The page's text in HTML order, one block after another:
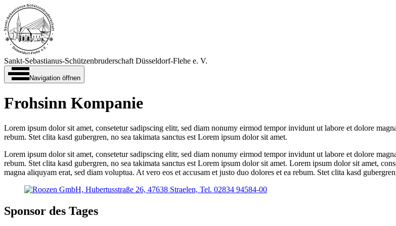
Sankt-Sebastianus-Schützen­bruderschaft Düsseldorf-‍Flehe e. V.
Navigation öffnen
Frohsinn Kompanie
Lorem ipsum dolor sit amet, consetetur sadipscing elitr, sed diam nonumy eirmod tempor invidunt ut labore et dolore
rebum. Stet clita kasd gubergren, no sea takimata sanctus est Lorem ipsum dolor sit amet.
Lorem ipsum dolor sit amet, consetetur sadipscing elitr, sed diam nonumy eirmod tempor invidunt ut labore et dolore
rebum. Stet clita kasd gubergren, no sea takimata sanctus est Lorem ipsum dolor sit amet. Lorem ipsum dolor sit amet,
magna aliquyam erat, sed diam voluptua. At vero eos et accusam et justo duo dolores et ea rebum. Stet clita kasd
Sponsor des Tages